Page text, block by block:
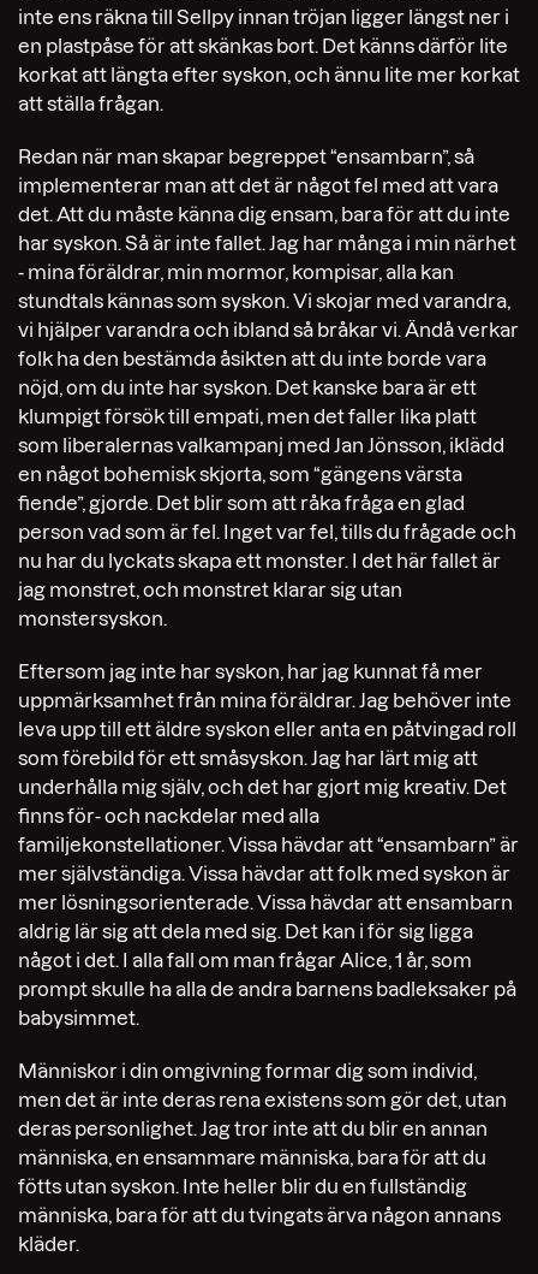
inte ens räkna till Sellpy innan tröjan ligger längst ner i
en plastpåse för att skänkas bort. Det känns därför lite
korkat att längta efter syskon, och ännu lite mer korkat
att ställa frågan.
Redan när man skapar begreppet “ensambarn”, så
implementerar man att det är något fel med att vara
det. Att du måste känna dig ensam, bara för att du inte
har syskon. Så är inte fallet. Jag har många i min närhet
- mina föräldrar, min mormor, kompisar, alla kan
stundtals kännas som syskon. Vi skojar med varandra,
vi hjälper varandra och ibland så bråkar vi. Ändå verkar
folk ha den bestämda åsikten att du inte borde vara
nöjd, om du inte har syskon. Det kanske bara är ett
klumpigt försök till empati, men det faller lika platt
som liberalernas valkampanj med Jan Jönsson, iklädd
en något bohemisk skjorta, som “gängens värsta
fiende”, gjorde. Det blir som att råka fråga en glad
person vad som är fel. Inget var fel, tills du frågade och
nu har du lyckats skapa ett monster. I det här fallet är
jag monstret, och monstret klarar sig utan
monstersyskon.
Eftersom jag inte har syskon, har jag kunnat få mer
uppmärksamhet från mina föräldrar. Jag behöver inte
leva upp till ett äldre syskon eller anta en påtvingad roll
som förebild för ett småsyskon. Jag har lärt mig att
underhålla mig själv, och det har gjort mig kreativ. Det
finns för- och nackdelar med alla
familjekonstellationer. Vissa hävdar att “ensambarn” är
mer självständiga. Vissa hävdar att folk med syskon är
mer lösningsorienterade. Vissa hävdar att ensambarn
aldrig lär sig att dela med sig. Det kan i för sig ligga
något i det. I alla fall om man frågar Alice, 1 år, som
prompt skulle ha alla de andra barnens badleksaker på
babysimmet.
Människor i din omgivning formar dig som individ,
men det är inte deras rena existens som gör det, utan
deras personlighet. Jag tror inte att du blir en annan
människa, en ensammare människa, bara för att du
fötts utan syskon. Inte heller blir du en fullständig
människa, bara för att du tvingats ärva någon annans
kläder.